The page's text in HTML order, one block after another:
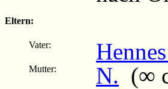
Eltern:
Vater:
Mutter: N. (∞